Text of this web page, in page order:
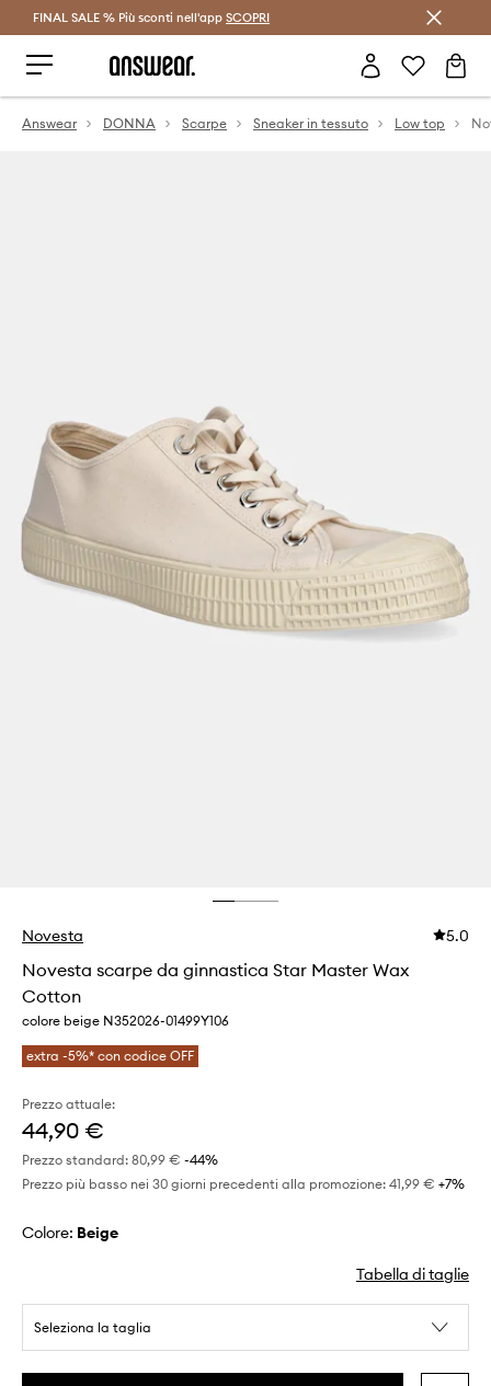
Risparmia con Answear Club >
FINAL SALE % Più sconti nell'app SCOPRI
Answear DONNA Scarpe Sneaker in tessuto Low top
Novesta 5.0
Novesta scarpe da ginnastica Star Master Wax
Cotton
colore beige N352026-01499Y106
extra -5%* con codice OFF
Prezzo attuale:
44,90 €
Prezzo standard: 80,99 € -44%
Prezzo più basso nei 30 giorni precedenti alla promozione: 41,99 € +7%
Colore: beige
Tabella di taglie
Seleziona la taglia